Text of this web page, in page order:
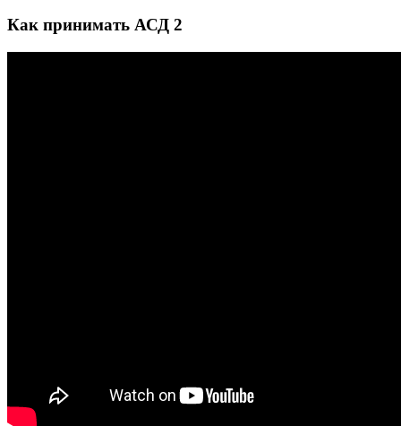
Как принимать АСД 2